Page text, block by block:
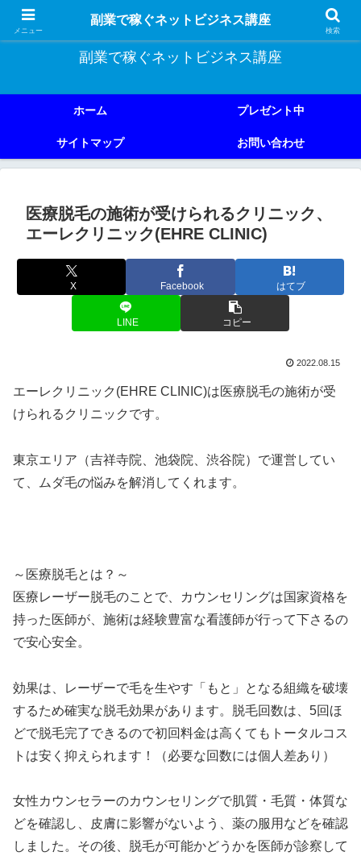
副業で稼ぐためのネットビジネス講座を公開しております。
副業で稼ぐネットビジネス講座
ホーム プレゼント中
サイトマップ お問い合わせ
医療脱毛の施術が受けられるクリニック、
エーレクリニック(EHRE CLINIC)
X Facebook はてブ
LINE コピー
2022.08.15
エーレクリニック(EHRE CLINIC)は医療脱毛の施術が受
けられるクリニックです。
東京エリア（吉祥寺院、池袋院、渋谷院）で運営してい
て、ムダ毛の悩みを解消してくれます。
～医療脱毛とは？～
医療レーザー脱毛のことで、カウンセリングは国家資格を
持った医師が、施術は経験豊富な看護師が行って下さるの
で安心安全。
効果は、レーザーで毛を生やす「もと」となる組織を破壊
するため確実な脱毛効果があります。脱毛回数は、5回ほ
どで脱毛完了できるので初回料金は高くてもトータルコス
トは安く抑えられます！（必要な回数には個人差あり）
女性カウンセラーのカウンセリングで肌質・毛質・体質な
どを確認し、皮膚に影響がないよう、薬の服用などを確認
しました。その後、脱毛が可能かどうかを医師が診察して
メニュー
副業で稼ぐネットビジネス講座
検索